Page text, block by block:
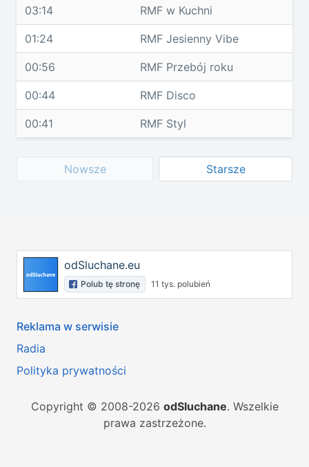
03:14 RMF w Kuchni
01:24 RMF Jesienny Vibe
00:56 RMF Przebój roku
00:44 RMF Disco
00:41 RMF Styl
Nowsze Starsze
odSluchane.eu
Polub tę stronę 11 tys. polubień
Reklama w serwisie
Radia
Polityka prywatności
Copyright © 2008-2026 odSluchane. Wszelkie
prawa zastrzeżone.